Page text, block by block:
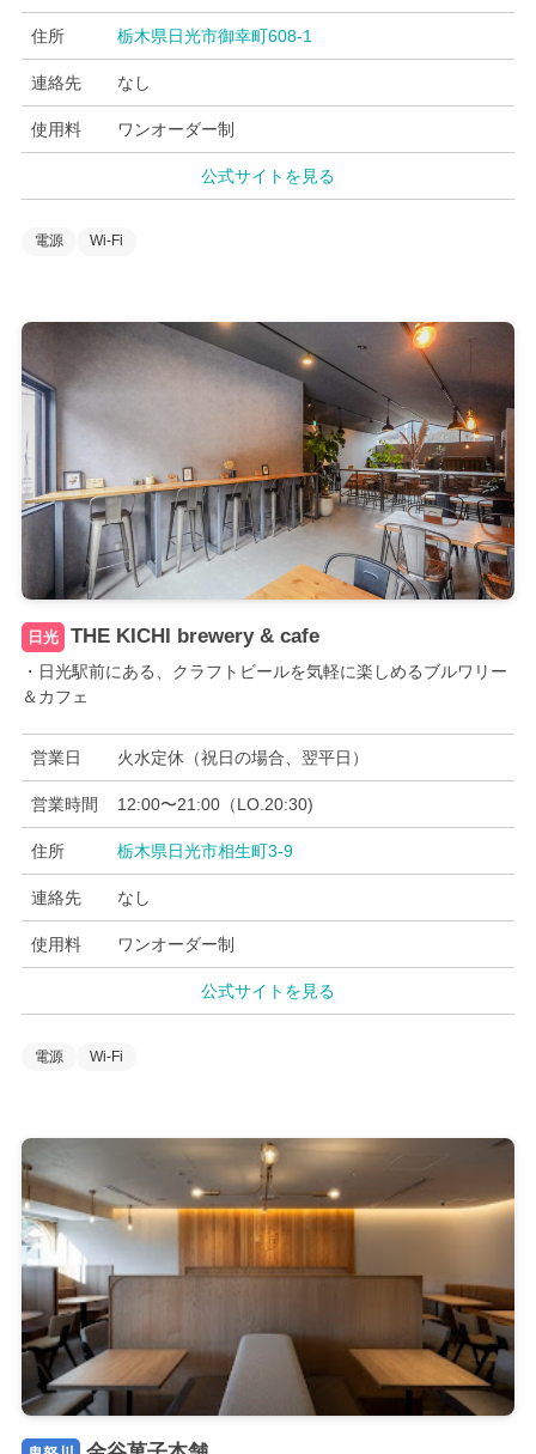
住所 栃木県日光市御幸町608-1
連絡先 なし
使用料 ワンオーダー制
公式サイトを見る
電源 Wi-Fi
日光 THE KICHI brewery & cafe
・日光駅前にある、クラフトビールを気軽に楽しめるブルワリー
＆カフェ
営業日 火水定休（祝日の場合、翌平日）
営業時間 12:00〜21:00（LO.20:30)
住所 栃木県日光市相生町3-9
連絡先 なし
使用料 ワンオーダー制
公式サイトを見る
電源 Wi-Fi